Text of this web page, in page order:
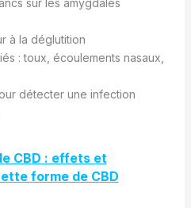
sur les amygdales
à la déglutition
: toux, écoulements nasaux,
détecter une infection
CBD : effets et
forme de CBD